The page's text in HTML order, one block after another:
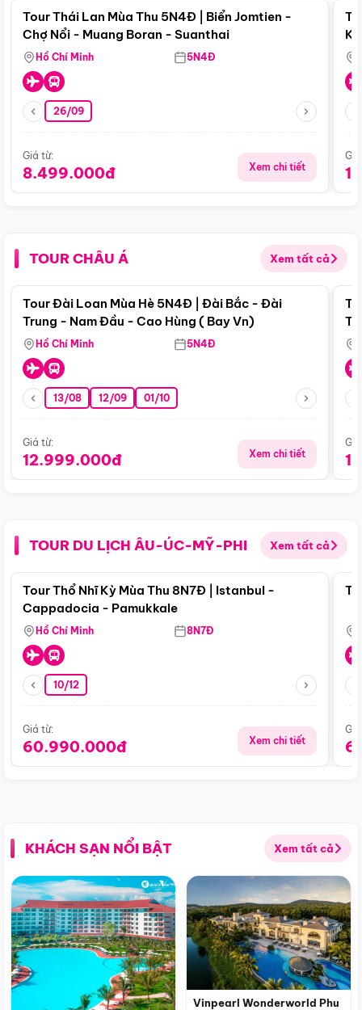
Tour Thái Lan Mùa Thu 5N4Đ | Biển Jomtien -
Chợ Nổi - Muang Boran - Suanthai
Hồ Chí Minh 5N4Đ
26/09
Giá từ:
8.499.000đ Xem chi tiết
TOUR CHÂU Á Xem tất cả
Điểm nổi bật
Tour Đài Loan Mùa Hè 5N4Đ | Đài Bắc - Đài
Trung - Nam Đầu - Cao Hùng ( Bay Vn)
Hồ Chí Minh 5N4Đ
13/08 12/09 01/10
Giá từ:
12.999.000đ Xem chi tiết
TOUR DU LỊCH ÂU-ÚC-MỸ-PHI Xem tất cả
Điểm nổi bật
Tour Thổ Nhĩ Kỳ Mùa Thu 8N7Đ | Istanbul -
Cappadocia - Pamukkale
Hồ Chí Minh 8N7Đ
10/12
Giá từ:
60.990.000đ Xem chi tiết
KHÁCH SẠN NỔI BẬT Xem tất cả
Vinpearl Wonderworld Phu